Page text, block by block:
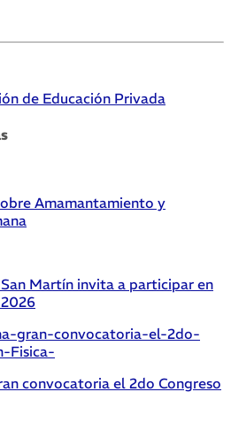
de Educación Privada
Amamantamiento y
Martín invita a participar en
convocatoria el 2do Congreso